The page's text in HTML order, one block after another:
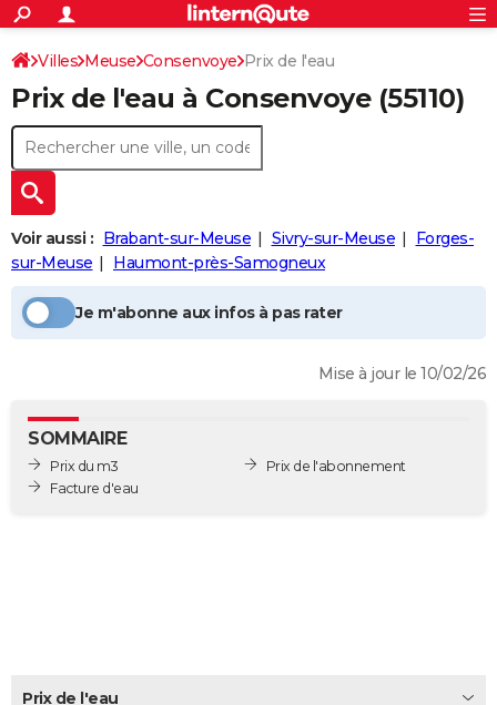
ACTUALITÉS
Politique
Société
Faits Divers
Education
Monde
Villes
+
SPORT
Coupe du monde 2026
Football
Tennis
Cyclisme
Rugby
Forum
Programme TV
TNTStreaming
Cinéma
Sorties cinéma
Musique
Retraite
Impôts
Epargne
Immobilier
Risques naturels par ville
Banque
Assurance
Crédit
AUTO
Essais
Réserver un essai
Citadines
Berlines
SUV
Forum auto
+
Mobiles
Meilleur smartphone
Internet
Ordinateurs
Jeux vidéo
Guide high-tech
+BRICOLAGE
Forum
Aménagement intérieur
Extérieur
Cuisine
Salle de bains
Jardinage
Rangement
+WEEK-END
Art de vivre
Bien-être
Loisirs
Mode
Modes de vie
SANTE
Alimentation
Guide de la santé
Maladies
Médicaments
Sommeil
VOYAGE
Carte de Noël
Carte Bonne année
Carte Saint-Valentin
Carte Pâques
Carte d'anniversaire
S'inscrire
Connexion
Villes Meuse Consenvoye Prix de l'eau
Prix de l'eau à Consenvoye(55110)
Voir aussi : Brabant-sur-Meuse Sivry-sur-Meuse
Forges-
sur-Meuse
Haumont-près-Samogneux
Je m'abonne aux infos à pas rater
Mise à jour le 10/02/26
SOMMAIRE
Prix du m3
Facture d'eau
Prix de l'abonnement
Prix de l'eau